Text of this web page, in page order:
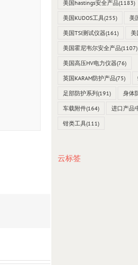
美国hastings安全产品(1183)
美国KUDOS工具(255) 美
美国TSI测试仪器(161) 美
美国霍尼韦尔安全产品(1107)
美国高压HV电力仪器(76)
英国KARAM防护产品(75)
足部防护系列(191) 身体
车载附件(164) 进口产品
钳类工具(111)
云标签